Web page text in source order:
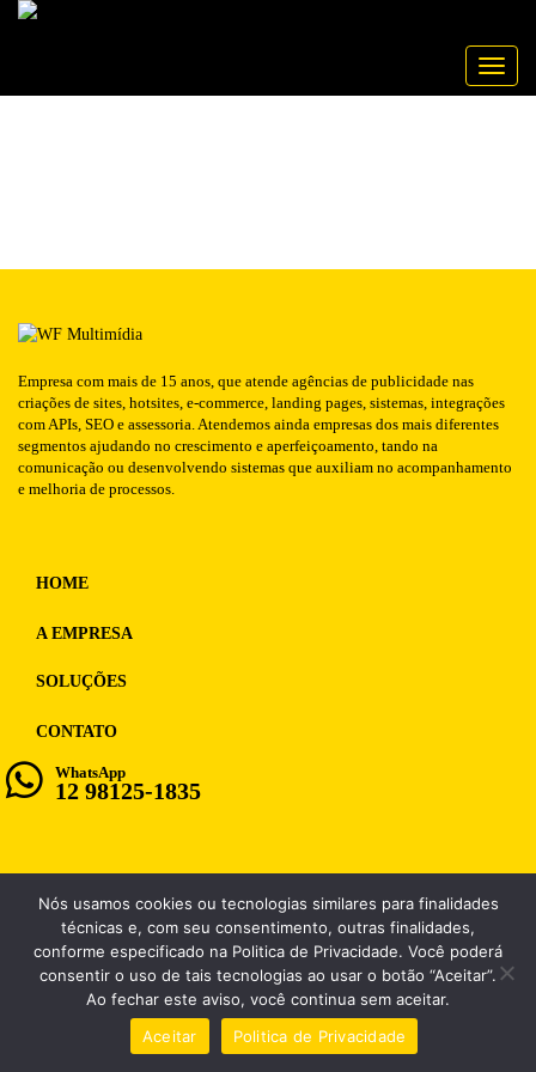
Empresa com mais de 15 anos, que atende agências de publicidade nas
criações de sites, hotsites, e-commerce, landing pages, sistemas, integrações
com APIs, SEO e assessoria. Atendemos ainda empresas dos mais diferentes
segmentos ajudando no crescimento e aperfeiçoamento, tando na
comunicação ou desenvolvendo sistemas que auxiliam no acompanhamento
e melhoria de processos.
HOME
A EMPRESA
SOLUÇÕES
CONTATO
WhatsApp
12 98125-1835
WF MULTIMIDIA, CNPJ: 12.028.859/0001-98
Nós usamos cookies ou tecnologias similares para finalidades
técnicas e, com seu consentimento, outras finalidades,
conforme especificado na Politica de Privacidade. Você poderá
consentir o uso de tais tecnologias ao usar o botão “Aceitar”.
Ao fechar este aviso, você continua sem aceitar.
Aceitar
Politica de Privacidade